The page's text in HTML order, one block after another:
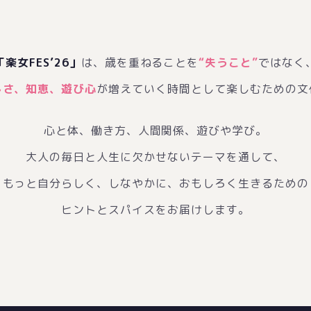
楽女FES’26」 は、歳を重ねることを“失うこと”ではなく、
、知恵、遊び心が増えていく時間として楽しむための文
心と体、働き方、人間関係、遊びや学び。
大人の毎日と人生に欠かせないテーマを通して、
もっと自分らしく、しなやかに、おもしろく生きるための
ヒントとスパイスをお届けします。